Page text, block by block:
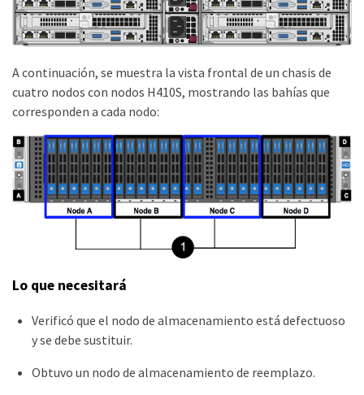
A continuación, se muestra la vista frontal de un chasis de
cuatro nodos con nodos H410S, mostrando las bahías que
corresponden a cada nodo:
Lo que necesitará
Verificó que el nodo de almacenamiento está defectuoso
y se debe sustituir.
Obtuvo un nodo de almacenamiento de reemplazo.